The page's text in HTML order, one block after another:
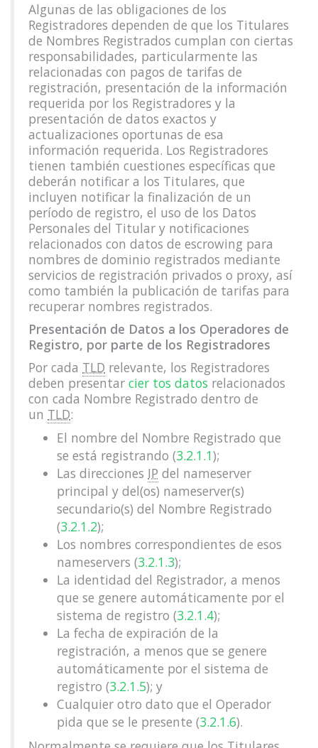
Algunas de las obligaciones de los
Registradores dependen de que los Titulares
de Nombres Registrados cumplan con ciertas
responsabilidades, particularmente las
relacionadas con pagos de tarifas de
registración, presentación de la información
requerida por los Registradores y la
presentación de datos exactos y
actualizaciones oportunas de esa
información requerida. Los Registradores
tienen también cuestiones específicas que
deberán notificar a los Titulares, que
incluyen notificar la finalización de un
período de registro, el uso de los Datos
Personales del Titular y notificaciones
relacionados con datos de escrowing para
nombres de dominio registrados mediante
servicios de registración privados o proxy, así
como también la publicación de tarifas para
recuperar nombres registrados.
Presentación de Datos a los Operadores de
Registro, por parte de los Registradores
Por cada TLD relevante, los Registradores
deben presentar cier tos datos relacionados
con cada Nombre Registrado dentro de
un TLD:
El nombre del Nombre Registrado que
se está registrando (3.2.1.1);
Las direcciones IP del nameserver
principal y del(os) nameserver(s)
secundario(s) del Nombre Registrado
(3.2.1.2);
Los nombres correspondientes de esos
nameservers (3.2.1.3);
La identidad del Registrador, a menos
que se genere automáticamente por el
sistema de registro (3.2.1.4);
La fecha de expiración de la
registración, a menos que se genere
automáticamente por el sistema de
registro (3.2.1.5); y
Cualquier otro dato que el Operador
pida que se le presente (3.2.1.6).